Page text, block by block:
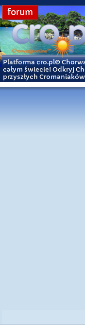
forum
Platforma cro.pl©
całym świecie! Odkryj
przyszłych Cromaniaków